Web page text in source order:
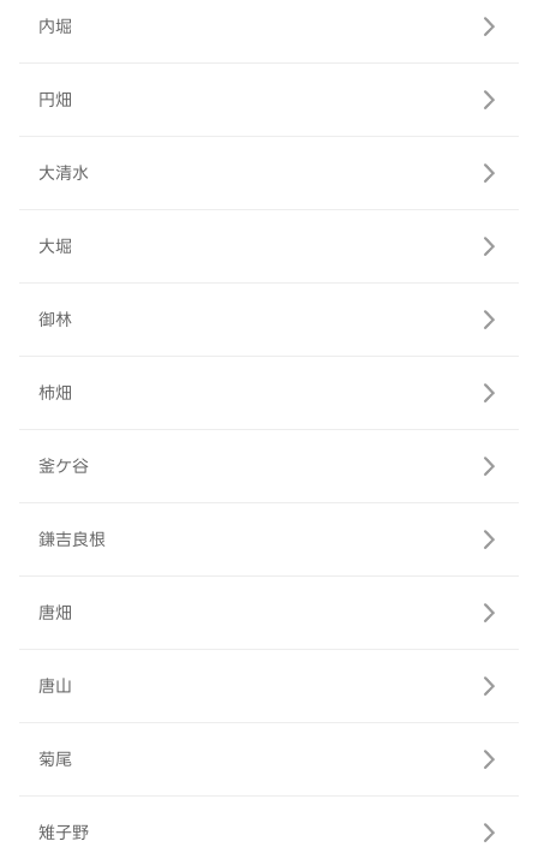
内堀
円畑
大清水
大堀
御林
柿畑
釜ケ谷
鎌吉良根
唐畑
唐山
菊尾
雉子野